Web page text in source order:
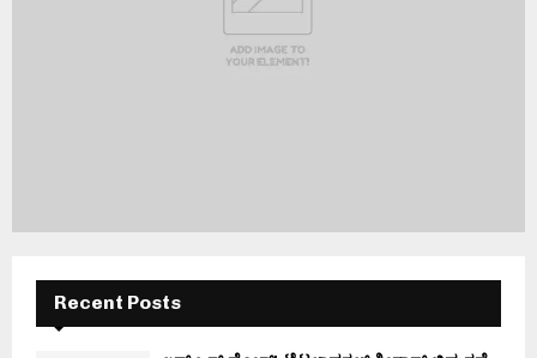
Recent Posts